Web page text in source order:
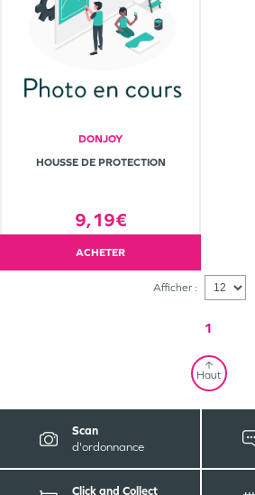
DONJOY
HOUSSE DE PROTECTION
9,19€
ACHETER
Afficher :
1
Haut
Scan
d'ordonnance
Click and Collect